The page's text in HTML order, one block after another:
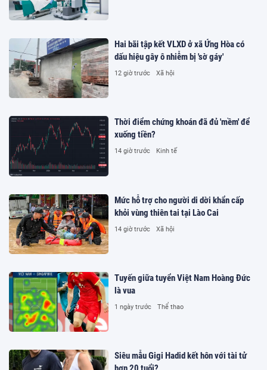
Hai bãi tập kết VLXD ở xã Ứng Hòa có
dấu hiệu gây ô nhiễm bị 'sờ gáy'
12 giờ trước Xã hội
Thời điểm chứng khoán đã đủ 'mềm' để
xuống tiền?
14 giờ trước Kinh tế
Mức hỗ trợ cho người di dời khẩn cấp
khỏi vùng thiên tai tại Lào Cai
14 giờ trước Xã hội
Tuyến giữa tuyển Việt Nam Hoàng Đức
là vua
1 ngày trước Thể thao
Siêu mẫu Gigi Hadid kết hôn với tài tử